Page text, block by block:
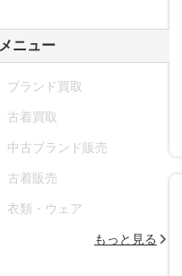
メニュー
ブランド買取
古着買取
中古ブランド販売
古着販売
衣類・ウェア
もっと見る